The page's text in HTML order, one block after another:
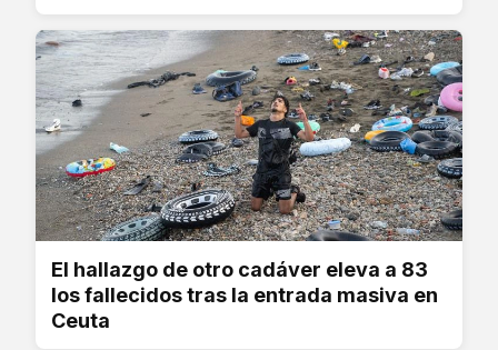
El hallazgo de otro cadáver eleva a 83
los fallecidos tras la entrada masiva en
Ceuta